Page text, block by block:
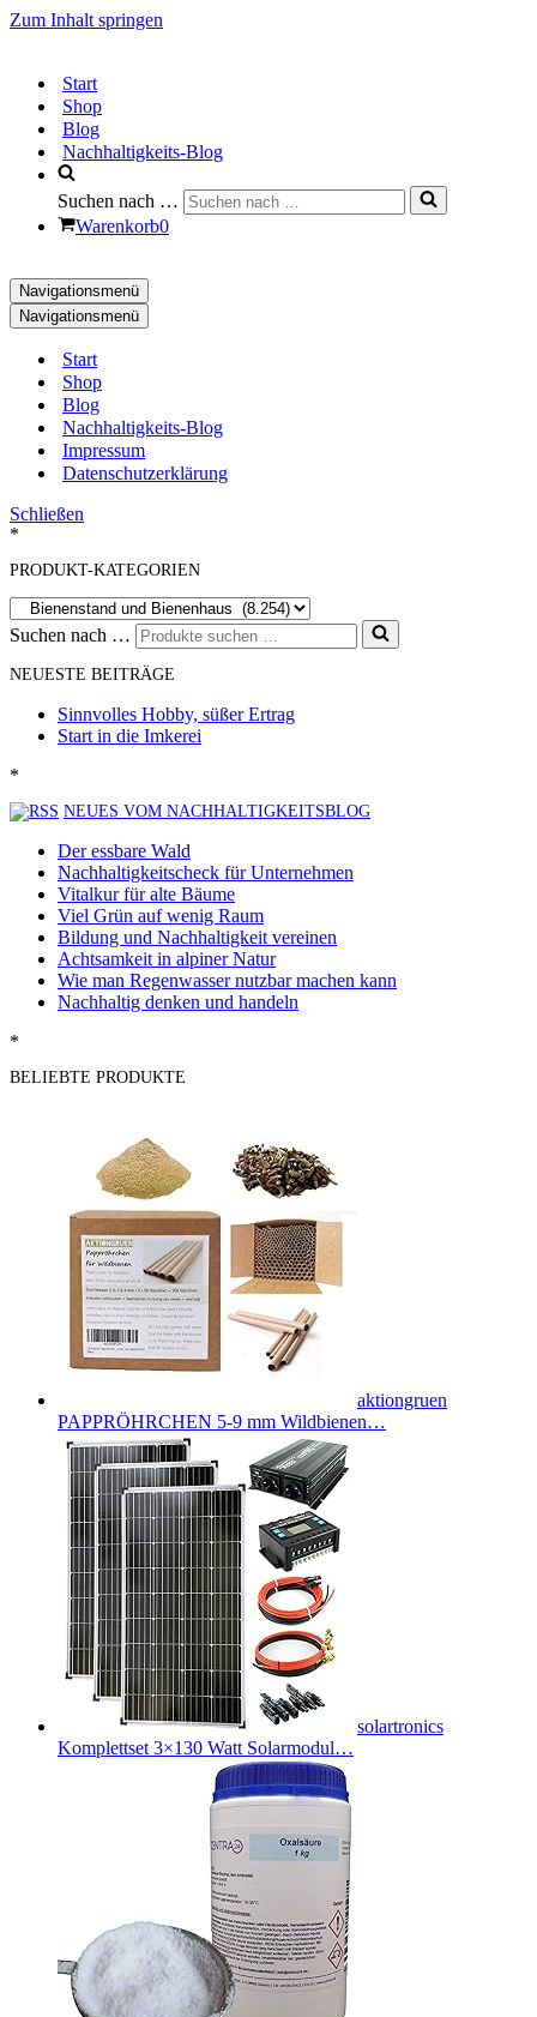
Zum Inhalt springen
Start
Shop
Blog
Nachhaltigkeits-Blog
Suchen nach …
Warenkorb0
Navigationsmenü
Navigationsmenü
Start
Shop
Blog
Nachhaltigkeits-Blog
Impressum
Datenschutzerklärung
Schließen
*
PRODUKT-KATEGORIEN
Suchen nach …
NEUESTE BEITRÄGE
Sinnvolles Hobby, süßer Ertrag
Start in die Imkerei
*
NEUES VOM NACHHALTIGKEITSBLOG
Der essbare Wald
Nachhaltigkeitscheck für Unternehmen
Vitalkur für alte Bäume
Viel Grün auf wenig Raum
Bildung und Nachhaltigkeit vereinen
Achtsamkeit in alpiner Natur
Wie man Regenwasser nutzbar machen kann
Nachhaltig denken und handeln
*
BELIEBTE PRODUKTE
aktiongruen
PAPPRÖHRCHEN 5-9 mm Wildbienen…
solartronics
Komplettset 3×130 Watt Solarmodul…